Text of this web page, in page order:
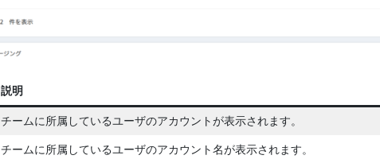
説明
チームに所属しているユーザのアカウントが表示されます。
チームに所属しているユーザのアカウント名が表示されます。